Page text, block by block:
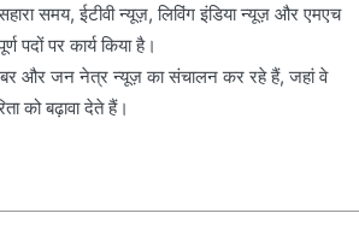
समय, ईटीवी न्यूज़, लिविंग इंडिया न्यूज़ और एमएच
पदों पर कार्य किया है।
और जन नेत्र न्यूज़ का संचालन कर रहे हैं, जहां वे
को बढ़ावा देते हैं।